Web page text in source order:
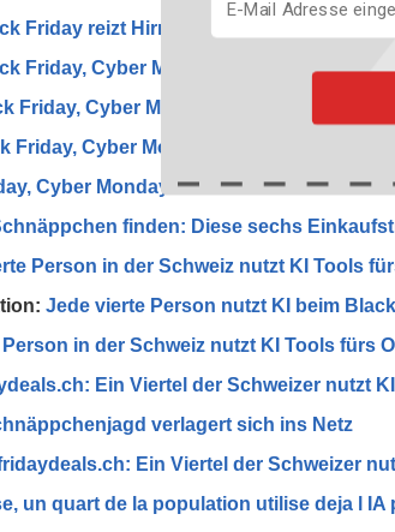
Friday reizt Hirn und Handel
Friday, Cyber Monday: Lohnen sich die
Friday, Cyber Monday: Lohnen sich die
Friday, Cyber Monday: Lohnen sich die
Cyber Monday: Lohnen sich die
finden: Diese sechs
Person in der Schweiz nutzt KI Tools
Jede vierte Person nutzt KI beim
in der Schweiz nutzt KI Tools fürs
Ein Viertel der Schweizer nutzt
verlagert sich ins Netz
Ein Viertel der Schweizer
un quart de la population utilise deja l